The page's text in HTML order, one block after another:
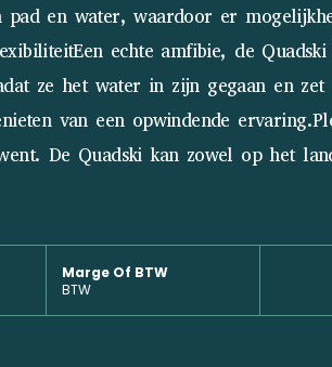
en water, waardoor er
echte amfibie, de
ze het water in zijn gegaan en
van een opwindende
De Quadski kan zowel op het
Marge Of BTW
BTW